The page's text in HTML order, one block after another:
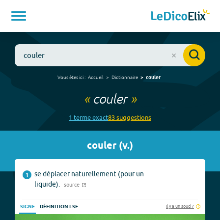
Vous êtes ici : Accueil Dictionnaire couler
« couler»
1 termeexact83suggestions
couler(v.)
1
se déplacer naturellement (pour un
liquide).
source
SIGNE DÉFINITION LSF Il y a un souci ?